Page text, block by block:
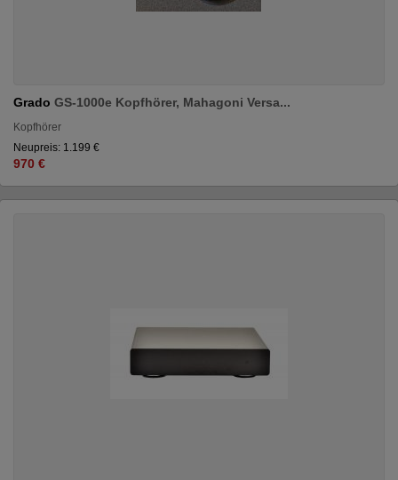
Grado GS-1000e Kopfhörer, Mahagoni Versa...
Kopfhörer
Neupreis: 1.199 €
970 €